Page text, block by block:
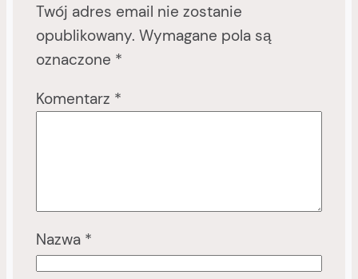
Twój adres email nie zostanie
opublikowany. Wymagane pola są
oznaczone *
Komentarz *
Nazwa *